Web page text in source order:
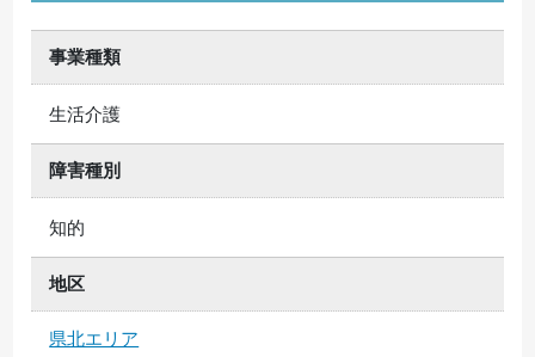
事業種類
生活介護
障害種別
知的
地区
県北エリア